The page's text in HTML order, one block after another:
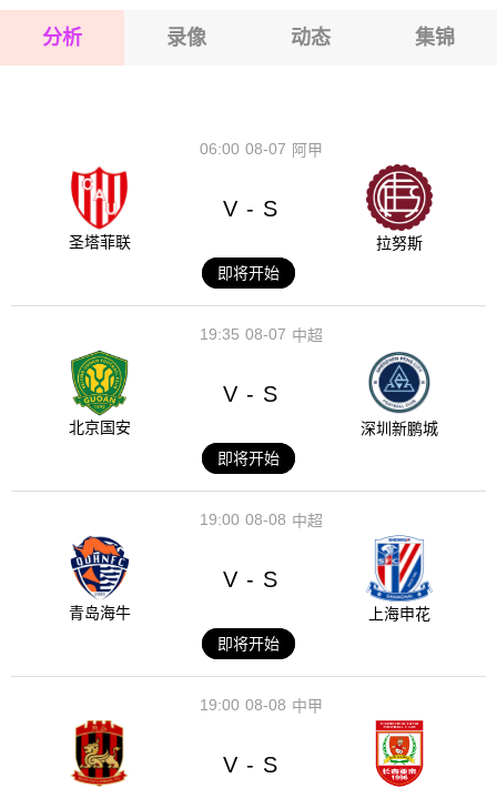
2026-08-15 【中冠】 自贡长淮弘祥VS贵州飞鹰
分析 录像 动态 集锦
08-07
06:00 阿甲
圣塔菲联
V - S
拉努斯
即将开始
08-07
19:35 中超
北京国安
V - S
深圳新鹏城
即将开始
08-08
19:00 中超
青岛海牛
V - S
上海申花
即将开始
08-08
19:00 中甲
V - S